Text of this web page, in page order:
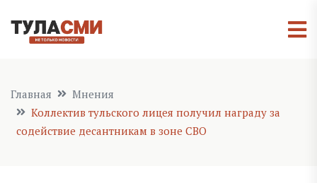
Главная
Мнения
Коллектив тульского лицея получил награду за
содействие десантникам в зоне СВО